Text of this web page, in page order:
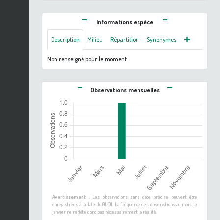
Informations espèce
Description Milieu Répartition Synonymes
Non renseigné pour le moment
Observations mensuelles
Avertissement :Les observations sans date précise peuvent être
enregistrées à la date du 01/01. La fréquence des observations au mois de
janvier ne reflète donc pas nécessairement la réalité.